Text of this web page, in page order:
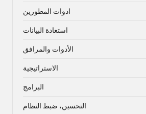
ادوات المطورين
استعادة البيانات
الأدوات والمرافق
الاستراتيجية
البرامج
التحسين، ضبط النظام